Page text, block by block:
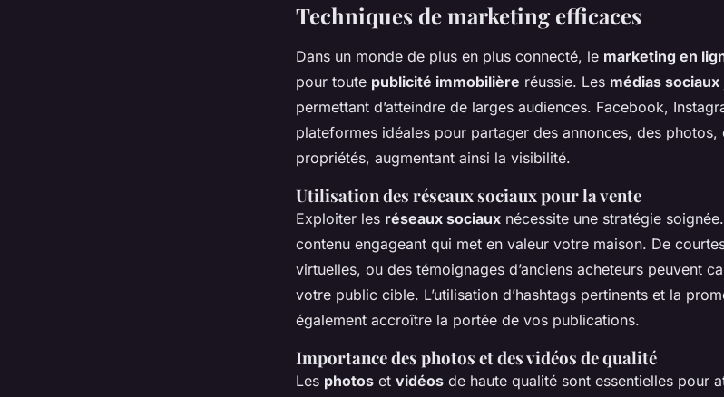
Techniques de marketing efficaces
Dans un monde de plus en plus connecté, le marketing en
pour toute publicité immobilière réussie. Les médias sociaux
permettant d’atteindre de larges audiences. Facebook,
plateformes idéales pour partager des annonces, des
propriétés, augmentant ainsi la visibilité.
Utilisation des réseaux sociaux pour la vente
Exploiter les réseaux sociaux nécessite une stratégie
contenu engageant qui met en valeur votre maison. De
virtuelles, ou des témoignages d’anciens acheteurs peuvent
votre public cible. L’utilisation d’hashtags pertinents et la
également accroître la portée de vos publications.
Importance des photos et des vidéos de qualité
Les photos et vidéos de haute qualité sont essentielles pour